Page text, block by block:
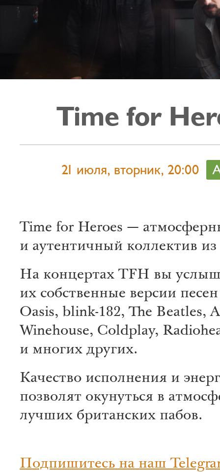
Time for
21 июля, вторник, 20:00
Time for Heroes —
и аутентичный коллектив
На концертах TFH вы
их собственные версии
Oasis, blink-182, The Beatles,
Winehouse, Coldplay,
и многих других.
Качество исполнения и
позволят окунуться в
лучших британских пабов.
Подпишитесь на наш